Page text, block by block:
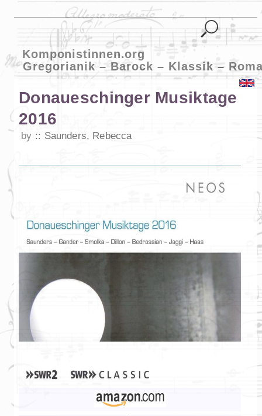
Komponistinnen.org
Gregorianik – Barock – Klassik –
Donaueschinger Musiktage
2016
by Saunders, Rebecca